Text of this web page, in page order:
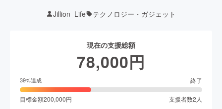
Jillion_Life テクノロジー・ガジェット
現在の支援総額
78,000円
39%達成 終了
目標金額200,000円 支援者数2 人